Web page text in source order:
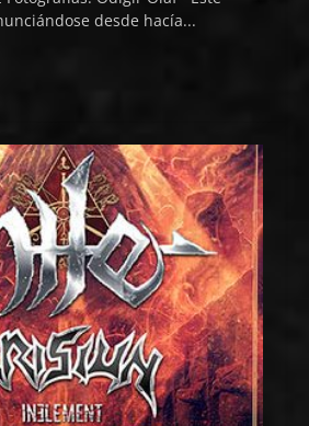
desde hacía...